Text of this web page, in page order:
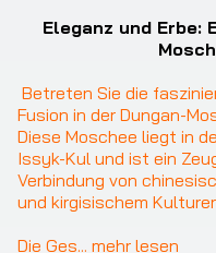
Eleganz und Erbe:
Betreten Sie die
Fusion in der Dungan-
Diese Moschee liegt in
Issyk-Kul und ist ein
Verbindung von
und kirgisischem
Die Ges... mehr lesen